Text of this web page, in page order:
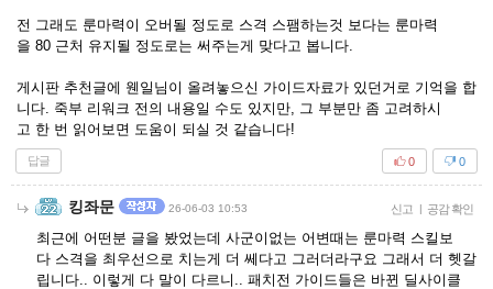
전 그래도 룬마력이 오버될 정도로 스격 스팸하는것 보다는 룬마력
을 80 근처 유지될 정도로는 써주는게 맞다고 봅니다.
게시판 추천글에 웬일님이 올려놓으신 가이드자료가 있던거로 기억을 합
니다. 죽부 리워크 전의 내용일 수도 있지만, 그 부분만 좀 고려하시
고 한 번 읽어보면 도움이 되실 것 같습니다!
답글 0
0
킹좌문 26-06-03 10:53 신고 | 공감 확인
최근에 어떤분 글을 봤었는데 사군이없는 어변때는 룬마력 스킬보
다 스격을 최우선으로 치는게 더 쎄다고 그러더라구요 그래서 더 헷갈
립니다.. 이렇게 다 말이 다르니.. 패치전 가이드들은 바뀐 딜사이클